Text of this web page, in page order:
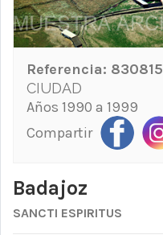
Referencia: 830815
CIUDAD
Años 1990 a 1999
Compartir
Badajoz
SANCTI ESPIRITUS